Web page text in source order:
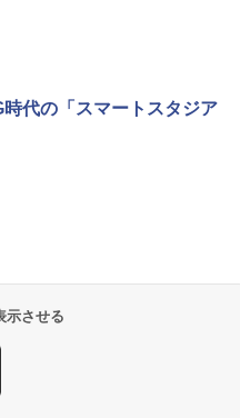
代の「スマートスタジア
示させる